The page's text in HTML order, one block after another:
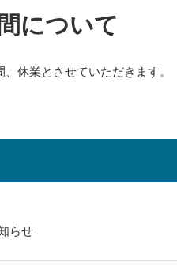
について
、休業とさせていただきます。
らせ